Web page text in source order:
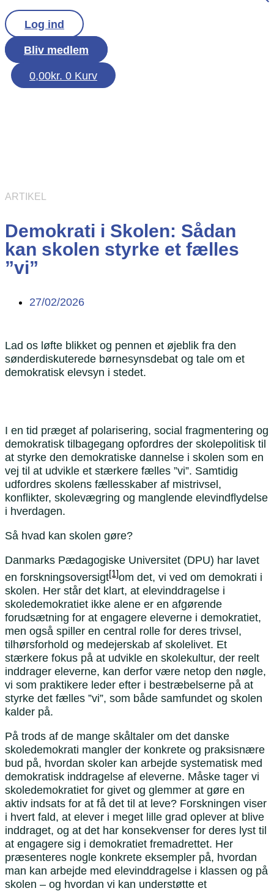
Log ind
Bliv medlem
0,00kr. 0 Kurv
ARTIKEL
Demokrati i Skolen: Sådan
kan skolen styrke et fælles
”vi”
27/02/2026
Lad os løfte blikket og pennen et øjeblik fra den
sønderdiskuterede børnesynsdebat og tale om et
demokratisk elevsyn i stedet.
I en tid præget af polarisering, social fragmentering og
demokratisk tilbagegang opfordres der skolepolitisk til
at styrke den demokratiske dannelse i skolen som en
vej til at udvikle et stærkere fælles ”vi”. Samtidig
udfordres skolens fællesskaber af mistrivsel,
konflikter, skolevægring og manglende elevindflydelse
i hverdagen.
Så hvad kan skolen gøre?
Danmarks Pædagogiske Universitet (DPU) har lavet
en forskningsoversigt[1]om det, vi ved om demokrati i
skolen. Her står det klart, at elevinddragelse i
skoledemokratiet ikke alene er en afgørende
forudsætning for at engagere eleverne i demokratiet,
men også spiller en central rolle for deres trivsel,
tilhørsforhold og medejerskab af skolelivet. Et
stærkere fokus på at udvikle en skolekultur, der reelt
inddrager eleverne, kan derfor være netop den nøgle,
vi som praktikere leder efter i bestræbelserne på at
styrke det fælles ”vi”, som både samfundet og skolen
kalder på.
På trods af de mange skåltaler om det danske
skoledemokrati mangler der konkrete og praksisnære
bud på, hvordan skoler kan arbejde systematisk med
demokratisk inddragelse af eleverne. Måske tager vi
skoledemokratiet for givet og glemmer at gøre en
aktiv indsats for at få det til at leve? Forskningen viser
i hvert fald, at elever i meget lille grad oplever at blive
inddraget, og at det har konsekvenser for deres lyst til
at engagere sig i demokratiet fremadrettet. Her
præsenteres nogle konkrete eksempler på, hvordan
man kan arbejde med elevinddragelse i klassen og på
skolen – og hvordan vi kan understøtte et